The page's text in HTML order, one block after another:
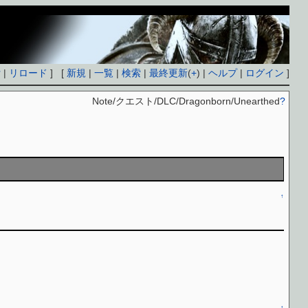
| リロード ] [ 新規 |一覧 |検索 |最終更新(+) |ヘルプ| ログイン ]
Note/クエスト/DLC/Dragonborn/Unearthed?
↑